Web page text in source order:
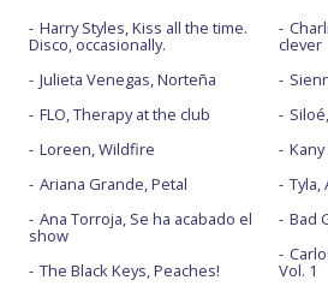
Harry Styles, Kiss all the time.
Disco, occasionally.
Julieta Venegas, Norteña
FLO, Therapy at the club
Loreen, Wildfire
Ariana Grande, Petal
Ana Torroja, Se ha acabado el
show
The Black Keys, Peaches!
clever
Tyla,
Bad
Vol. 1